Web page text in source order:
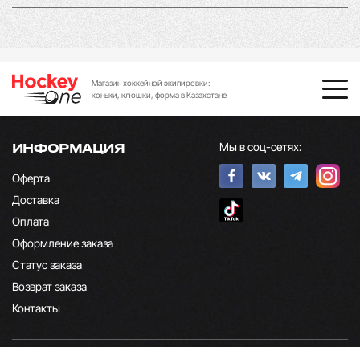
Магазин хоккейной экипировки:
коньки, клюшки, форма в Казахстане
ИНФОРМАЦИЯ
Оферта
Доставка
Оплата
Оформление заказа
Статус заказа
Возврат заказа
Контакты
Мы в соц-сетях: